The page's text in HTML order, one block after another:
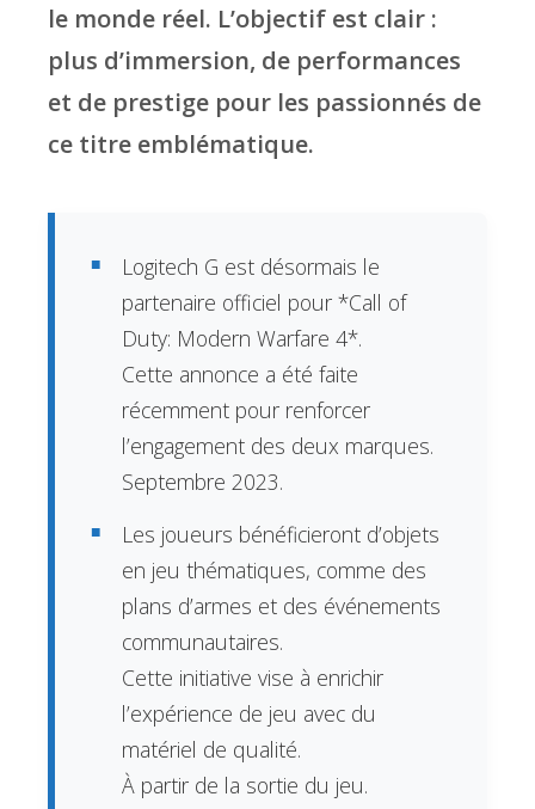
le monde réel. L’objectif est clair :
plus d’immersion, de performances
et de prestige pour les passionnés de
ce titre emblématique.
Logitech G est désormais le
partenaire officiel pour *Call of
Duty: Modern Warfare 4*.
Cette annonce a été faite
récemment pour renforcer
l’engagement des deux marques.
Septembre 2023.
Les joueurs bénéficieront d’objets
en jeu thématiques, comme des
plans d’armes et des événements
communautaires.
Cette initiative vise à enrichir
l’expérience de jeu avec du
matériel de qualité.
À partir de la sortie du jeu.